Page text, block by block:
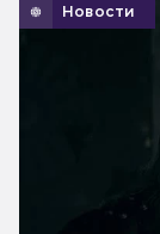
Новости